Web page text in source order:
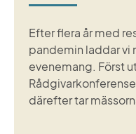
Efter flera år med
pandemin laddar vi
evenemang. Först
därefter tar